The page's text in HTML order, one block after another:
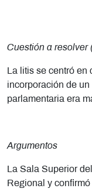
Cuestión a resolver
La litis se centró
incorporación de
parlamentaria era
Argumentos
La Sala Superior
Regional y